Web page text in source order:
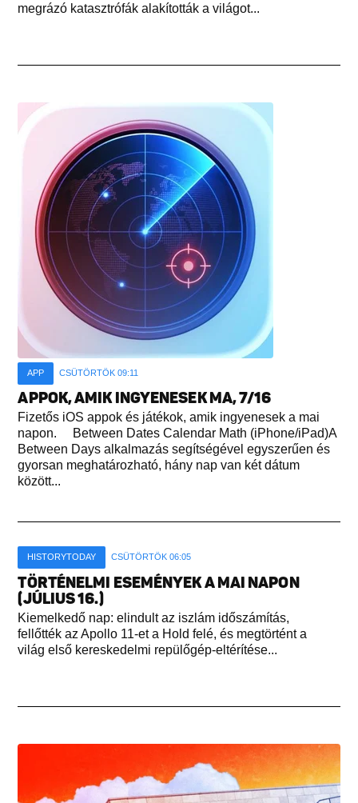
megrázó katasztrófák alakították a világot...
APP CSÜTÖRTÖK 09:11
APPOK, AMIK INGYENESEK MA, 7/16
Fizetős iOS appok és játékok, amik ingyenesek a mai
napon. Between Dates Calendar Math (iPhone/iPad)A
Between Days alkalmazás segítségével egyszerűen és
gyorsan meghatározható, hány nap van két dátum
között...
HISTORYTODAY CSÜTÖRTÖK 06:05
TÖRTÉNELMI ESEMÉNYEK A MAI NAPON
(JÚLIUS 16.)
Kiemelkedő nap: elindult az iszlám időszámítás,
fellőtték az Apollo 11-et a Hold felé, és megtörtént a
világ első kereskedelmi repülőgép-eltérítése...